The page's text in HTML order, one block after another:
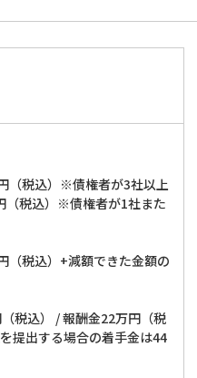
（税込）※債権者が3社以上
（税込）※債権者が1社また
（税込）+減額できた金額の
税込） / 報酬金22万円（税
出する場合の着手金は44